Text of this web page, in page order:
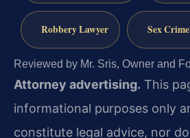
Robbery Lawyer Sex
Reviewed by Mr. Sris, Owner and
Attorney advertising. This
informational purposes only
constitute legal advice, nor